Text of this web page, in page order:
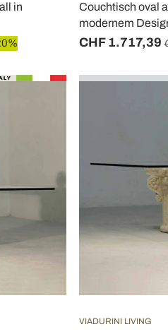
in
Couchtisch oval
modernem
CHF 1.717,39
VIADURINI LIVING